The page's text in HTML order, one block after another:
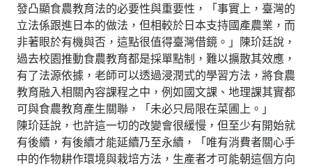
發凸顯食農教育法的必要性與重要性，「事實上，臺灣的
立法係跟進日本的做法，但相較於日本支持國產農業，而
非著眼於有機與否，這點很值得臺灣借鏡。」陳玠廷說，
過去校園推動食農教育都是採單點制，難以擴散其效應，
有了法源依據，老師可以透過浸潤式的學習方法，將食農
教育融入相關內容課程之中，例如國文課、地理課其實都
可與食農教育產生關聯，「未必只局限在菜圃上。」
陳玠廷說，也許這一切的改變會很緩慢，但至少有開始就
有後續，有後續才能延續乃至永續，「唯有消費者關心手
中的作物耕作環境與栽培方法，生產者才可能朝這個方向